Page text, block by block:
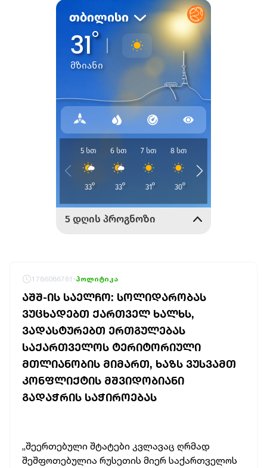
1786086781 პოლიტიკა
ᲐᲨᲨ-ᲘᲡ ᲡᲐᲔᲚᲩᲝ: ᲡᲝᲚᲘᲓᲐᲠᲝᲑᲐᲡ
ᲕᲣᲪᲮᲐᲓᲔᲑᲗ ᲥᲐᲠᲗᲕᲔᲚ ᲮᲐᲚᲮᲡ,
ᲕᲐᲓᲐᲡᲢᲣᲠᲔᲑᲗ ᲔᲠᲗᲒᲣᲚᲔᲑᲐᲡ
ᲡᲐᲥᲐᲠᲗᲕᲔᲚᲝᲡ ᲢᲔᲠᲘᲢᲝᲠᲘᲣᲚᲘ
ᲛᲗᲚᲘᲐᲜᲝᲑᲘᲡ ᲛᲘᲛᲐᲠᲗ, ᲮᲐᲖᲡ ᲕᲣᲡᲕᲐᲛᲗ
ᲙᲝᲜᲤᲚᲘᲥᲢᲘᲡ ᲛᲨᲕᲘᲓᲝᲑᲘᲐᲜᲘ
ᲒᲐᲓᲐᲭᲠᲘᲡ ᲡᲐᲭᲘᲠᲝᲔᲑᲐᲡ
„შეერთებული შტატები კვლავაც ღრმად
შეშფოთებულია რუსეთის მიერ საქართველოს